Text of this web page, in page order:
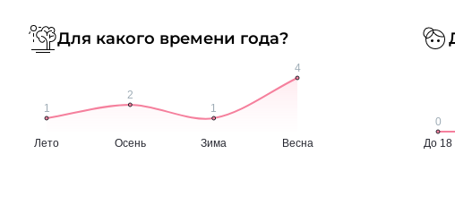
Для какого времени года?